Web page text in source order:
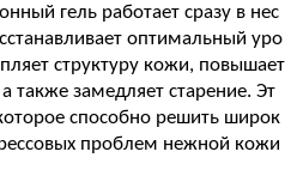
гель работает сразу в нес
оптимальный уро
структуру кожи, повышает
также замедляет старение. Эт
способно решить широк
проблем нежной кожи